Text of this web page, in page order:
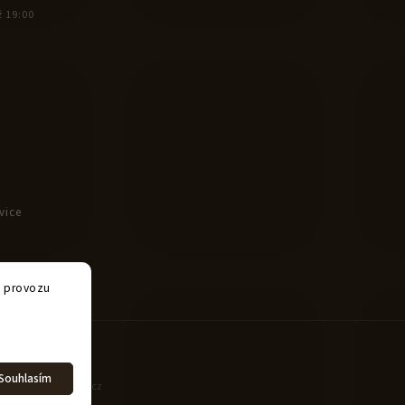
provozu
19:00
| Design Shoptak.cz